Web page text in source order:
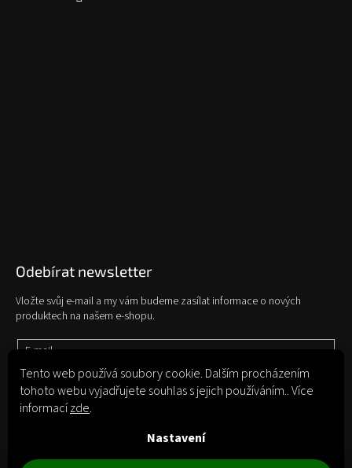
Tento web používá soubory cookie. Dalším procházením
tohoto webu vyjadřujete souhlas s jejich používáním.. Více
informacízde.
Nastavení
Odebírat newsletter
Vložte svůj e-mail a my vám budeme zasílat informace o nových
produktech na našem e-shopu.
E-mail
Vložením e-mailu souhlasíte spodmínkami ochrany osobních údajů